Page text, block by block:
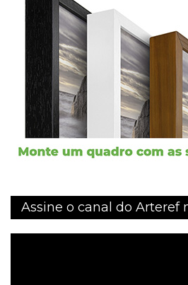
Assine o canal do Arteref